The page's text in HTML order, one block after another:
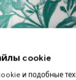
cookie
и подобные